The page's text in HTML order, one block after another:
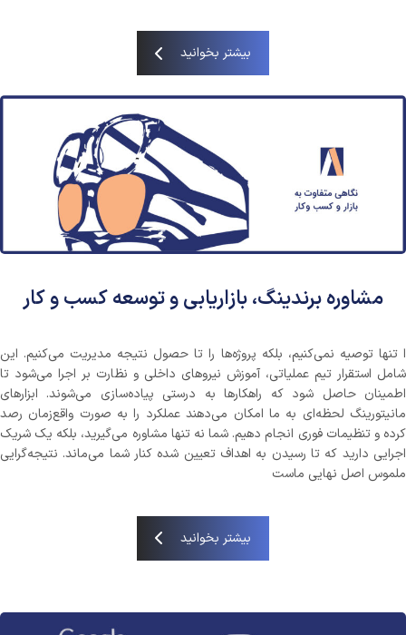
بیشتر بخوانید
مشاوره برندینگ، بازاریابی و توسعه کسب و کار
ا تنها توصیه نمی‌کنیم، بلکه پروژه‌ها را تا حصول نتیجه مدیریت می‌کنیم. این
شامل استقرار تیم عملیاتی، آموزش نیروهای داخلی و نظارت بر اجرا می‌شود تا
اطمینان حاصل شود که راهکارها به درستی پیاده‌سازی می‌شوند. ابزارهای
مانیتورینگ لحظه‌ای به ما امکان می‌دهند عملکرد را به صورت واقع‌زمان رصد
کرده و تنظیمات فوری انجام دهیم. شما نه تنها مشاوره می‌گیرید، بلکه یک شریک
اجرایی دارید که تا رسیدن به اهداف تعیین شده کنار شما می‌ماند. نتیجه‌گرایی
ملموس اصل نهایی ماست
بیشتر بخوانید